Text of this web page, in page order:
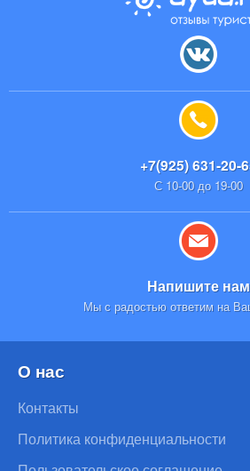
+7(925) 631-20-
С 10-00 до 19-00
Напишите нам
Мы с радостью ответим на
О нас
Контакты
Политика конфиденциальности